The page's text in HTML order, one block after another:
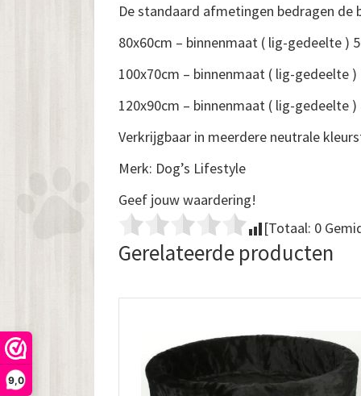
9,0
De standaard afmetingen bedragen de
80x60cm – binnenmaat ( lig-gedeelte )
100x70cm – binnenmaat ( lig-gedeelte )
120x90cm – binnenmaat ( lig-gedeelte )
Verkrijgbaar in meerdere neutrale
Merk: Dog’s Lifestyle
Geef jouw waardering!
[Totaal: 0
Gerelateerde producten